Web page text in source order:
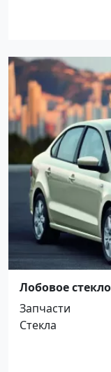
Лобовое стекло
Краснодар
Запчасти
Стекла